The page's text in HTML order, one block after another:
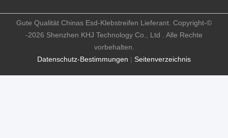
Datenschutz-Bestimmungen | Seitenverzeichnis
Gute Qualität Chinas Esd-Klebstreifen Lieferant. Copyright-©
-2026 Shenzhen KHJ Technology Co., Ltd . Alle Rechte
vorbehalten.